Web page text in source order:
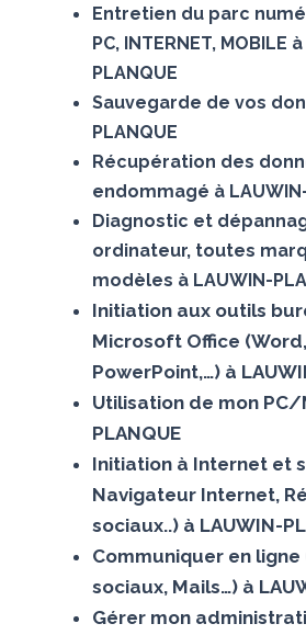
Entretien du parc
PC, INTERNET, MOBILE
PLANQUE
Sauvegarde de vos
PLANQUE
Récupération des
endommagé à
Diagnostic et
ordinateur, toutes
modèles à LAUWIN-
Initiation aux outils
Microsoft Office
PowerPoint,…) à
Utilisation de mon PC/
PLANQUE
Initiation à Internet et
Navigateur Internet,
sociaux..) à LAUWIN-
Communiquer en ligne
sociaux, Mails…) à
Gérer mon